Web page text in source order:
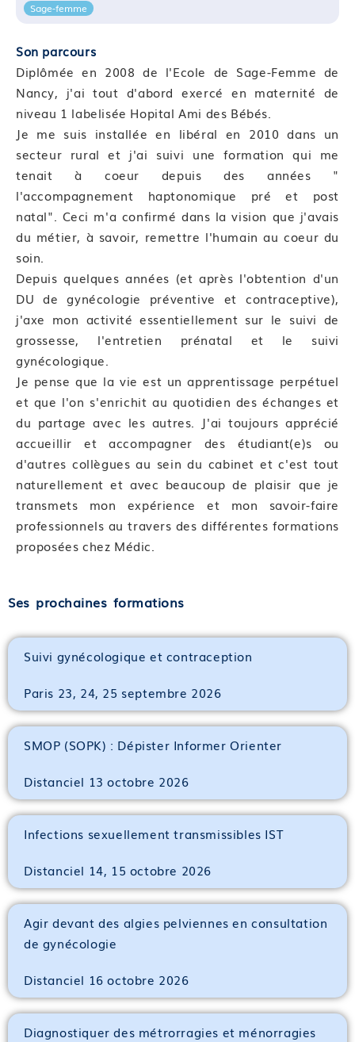
Sage-femme
Son parcours
Diplômée en 2008 de l'Ecole de Sage-Femme de
Nancy, j'ai tout d'abord exercé en maternité de
niveau 1 labelisée Hopital Ami des Bébés.
Je me suis installée en libéral en 2010 dans un
secteur rural et j'ai suivi une formation qui me
tenait à coeur depuis des années "
l'accompagnement haptonomique pré et post
natal". Ceci m'a confirmé dans la vision que j'avais
du métier, à savoir, remettre l'humain au coeur du
soin.
Depuis quelques années (et après l'obtention d'un
DU de gynécologie préventive et contraceptive),
j'axe mon activité essentiellement sur le suivi de
grossesse, l'entretien prénatal et le suivi
gynécologique.
Je pense que la vie est un apprentissage perpétuel
et que l'on s'enrichit au quotidien des échanges et
du partage avec les autres. J'ai toujours apprécié
accueillir et accompagner des étudiant(e)s ou
d'autres collègues au sein du cabinet et c'est tout
naturellement et avec beaucoup de plaisir que je
transmets mon expérience et mon savoir-faire
professionnels au travers des différentes formations
proposées chez Médic.
Ses prochaines formations
Suivi gynécologique et contraception
Paris 23, 24, 25 septembre 2026
SMOP (SOPK) : Dépister Informer Orienter
Distanciel 13 octobre 2026
Infections sexuellement transmissibles IST
Distanciel 14, 15 octobre 2026
Agir devant des algies pelviennes en consultation
de gynécologie
Distanciel 16 octobre 2026
Diagnostiquer des métrorragies et ménorragies